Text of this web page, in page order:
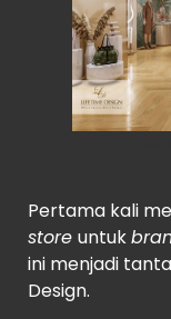
Pertama kali
store untuk
ini menjadi
Design.